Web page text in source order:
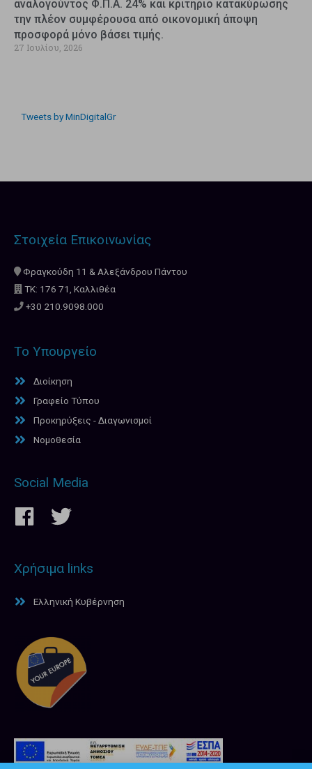
αναλογούντος Φ.Π.Α. 24% και κριτήριο κατακύρωσης
την πλέον συμφέρουσα από οικονομική άποψη
προσφορά μόνο βάσει τιμής.
27 Ιουλίου, 2026
Tweets by MinDigitalGr
Στοιχεία Επικοινωνίας
Φραγκούδη 11 & Αλεξάνδρου Πάντου
ΤΚ: 176 71, Καλλιθέα
+30 210.9098.000
Το Υπουργείο
Διοίκηση
Γραφείο Τύπου
Προκηρύξεις - Διαγωνισμοί
Νομοθεσία
Social Media
Χρήσιμα links
Ελληνική Κυβέρνηση